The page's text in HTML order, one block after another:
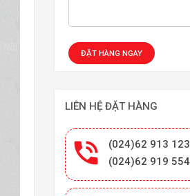
LIÊN HỆ ĐẶT HÀNG

(024)62 913 123
(024)62 919 554